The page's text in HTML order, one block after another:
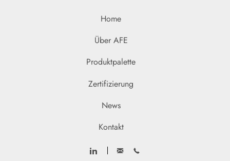
Home
Über AFE
Produktpalette
Zertifizierung
News
Kontakt